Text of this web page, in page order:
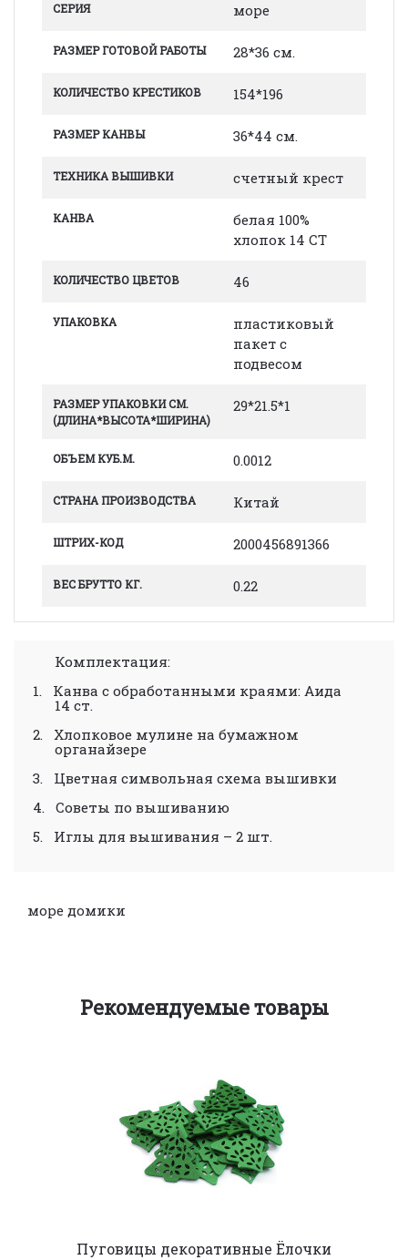
СЕРИЯ море
РАЗМЕР ГОТОВОЙ РАБОТЫ 28*36 см.
КОЛИЧЕСТВО КРЕСТИКОВ 154*196
РАЗМЕР КАНВЫ 36*44 см.
ТЕХНИКА ВЫШИВКИ счетный крест
КАНВА
белая 100%
хлопок 14 СТ
КОЛИЧЕСТВО ЦВЕТОВ 46
УПАКОВКА
пластиковый
пакет с
подвесом
РАЗМЕР УПАКОВКИ СМ.
(ДЛИНА*ВЫСОТА*ШИРИНА)
29*21.5*1
ОБЪЕМ КУБ.М. 0.0012
СТРАНА ПРОИЗВОДСТВА Китай
ШТРИХ-КОД 2000456891366
ВЕС БРУТТО КГ. 0.22
Комплектация:
1.
Канва с обработанными краями: Аида
14 ст.
2.
Хлопковое мулине на бумажном
органайзере
3.
Цветная символьная схема вышивки
4.
Советы по вышиванию
5.
Иглы для вышивания – 2 шт.
море домики
Рекомендуемые товары
Пуговицы декоративные Ёлочки